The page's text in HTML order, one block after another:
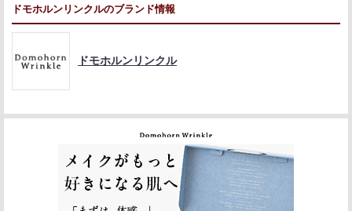
ドモホルンリンクルのブランド情報
ドモホルンリンクル